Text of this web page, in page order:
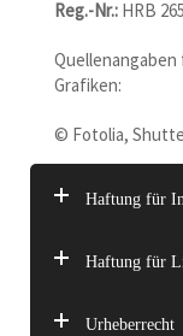
Reg.-Nr.: HRB
Grafiken:
© Fotolia,
Haftung für
Haftung für
Urheberrecht